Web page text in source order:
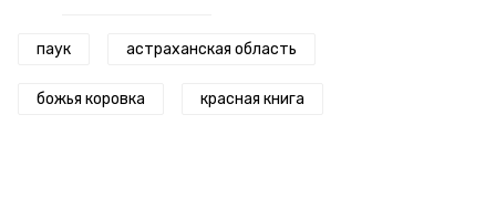
паук астраханская область
божья коровка красная книга